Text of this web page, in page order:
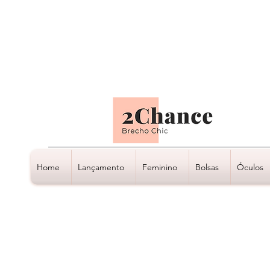
Home Lançamento Feminino Bolsas Óculos